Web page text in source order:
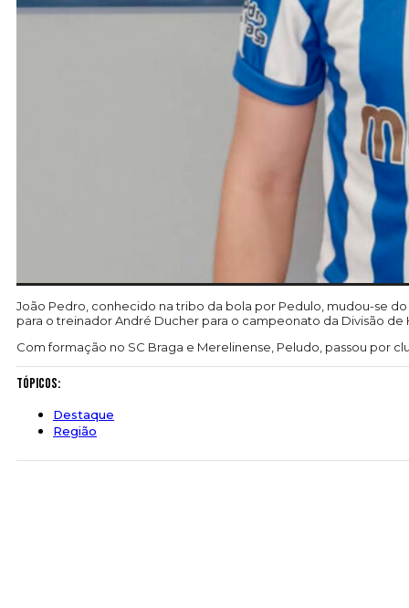
João Pedro, conhecido na tribo da bola por Pedulo, mudou-se do
para o treinador André Ducher para o campeonato da Divisão de
Com formação no SC Braga e Merelinense, Peludo, passou por
Tópicos:
Destaque
Região